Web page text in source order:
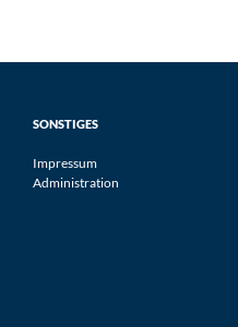
SONSTIGES
Impressum
Administration